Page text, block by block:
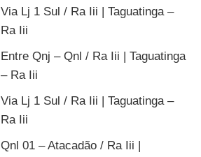
Via Lj 1 Sul / Ra Iii | Taguatinga –
Ra Iii
Entre Qnj – Qnl / Ra Iii | Taguatinga
– Ra Iii
Via Lj 1 Sul / Ra Iii | Taguatinga –
Ra Iii
Qnl 01 – Atacadão / Ra Iii |